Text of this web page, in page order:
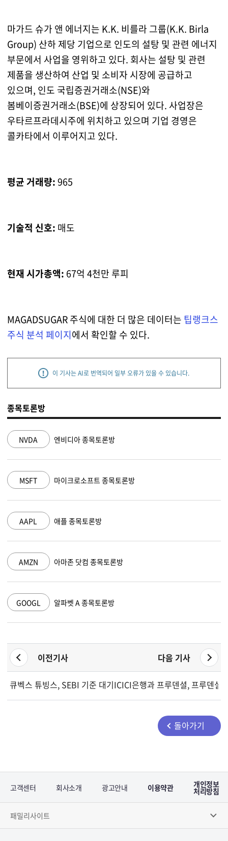
마가드 슈가 앤 에너지는 K.K. 비를라 그룹(K.K. Birla
Group) 산하 제당 기업으로 인도의 설탕 및 관련 에너지
부문에서 사업을 영위하고 있다. 회사는 설탕 및 관련
제품을 생산하여 산업 및 소비자 시장에 공급하고
있으며, 인도 국립증권거래소(NSE)와
봄베이증권거래소(BSE)에 상장되어 있다. 사업장은
우타르프라데시주에 위치하고 있으며 기업 경영은
콜카타에서 이루어지고 있다.
평균 거래량:965
기술적 신호: 매도
현재 시가총액: 67억 4천만 루피
MAGADSUGAR 주식에 대한 더 많은 데이터는 팁랭크스
주식 분석 페이지에서 확인할 수 있다.
이 기사는 AI로 번역되어 일부 오류가 있을 수 있습니다.
종목토론방
NVDA 엔비디아 종목토론방
MSFT 마이크로소프트 종목토론방
AAPL 애플 종목토론방
AMZN 아마존 닷컴 종목토론방
GOOGL 알파벳 A 종목토론방
이전기사 다음 기사
큐벡스 튜빙스, SEBI 기준 대기업 미해당 발표ICICI은행과 프루덴셜, 프루덴셜
돌아가기
고객센터 회사소개 광고안내 이용약관 개인정보
처리방침
패밀리사이트